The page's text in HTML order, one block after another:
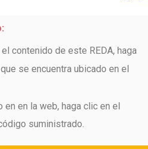
contenido de este REDA, haga
que se encuentra ubicado en el
en la web, haga clic en el
suministrado.